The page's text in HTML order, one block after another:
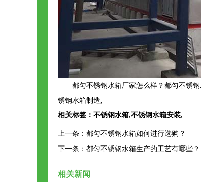
都匀不锈钢水箱厂家怎么样？都匀不锈
锈钢水箱制造,
相关标签： 不锈钢水箱,不锈钢水箱安装,
上一条： 都匀不锈钢水箱如何进行选购？
下一条： 都匀不锈钢水箱生产的工艺有哪些？
相关新闻